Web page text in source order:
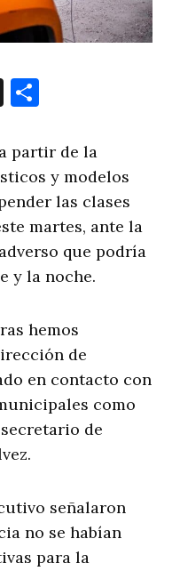
X
partir de la
y modelos
las clases
martes, ante la
que podría
y la noche.
hemos
de
en contacto con
como
de
señalaron
no se habían
para la